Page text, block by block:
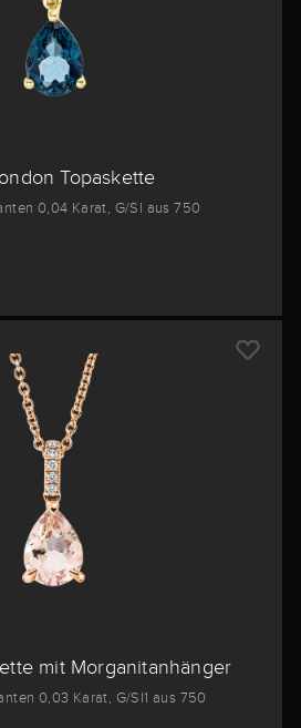
Topaskette
0,04 Karat, G/SI aus 750
mit Morganitanhänger
0,03 Karat, G/SI1 aus 750